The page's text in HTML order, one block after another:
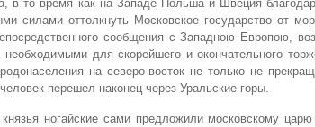
в то время как на Западе Польша и Швеция
силами оттолкнуть Московское государство от
сообщения с Западною Европою,
для скорейшего и окончательного
на северо-восток не только не
перешел наконец через Уральские горы.
ногайские сами предложили московскому царю